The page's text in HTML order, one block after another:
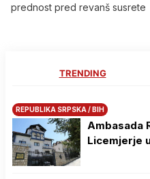
prednost pred revanš susrete
TRENDING
REPUBLIKA SRPSKA / BIH
Ambasada
Licemjerje